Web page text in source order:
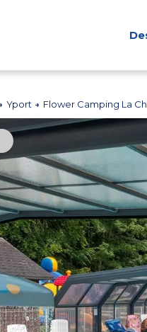
Yport Flower Camping La